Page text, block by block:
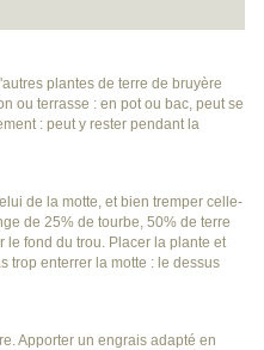
plantes de terre de bruyère
ou terrasse : en pot ou bac, peut se
: peut y rester pendant la
de la motte, et bien tremper celle-
de 25% de tourbe, 50% de terre
le fond du trou. Placer la plante et
trop enterrer la motte : le dessus
Apporter un engrais adapté en